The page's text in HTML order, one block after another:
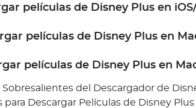
películas de Disney Plus en
películas de Disney Plus en
películas de Disney Plus en
del Descargador de
para Descargar Películas de Disney